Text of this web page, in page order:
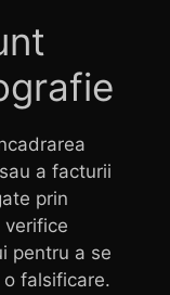
a facturii
prin
verifice
pentru a se
falsificare.